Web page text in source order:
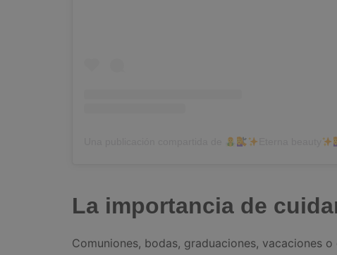
La importancia de
Comuniones, bodas, graduaciones, vacaciones